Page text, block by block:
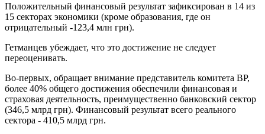
Положительный финансовый результат зафиксирован в 14 из
15 секторах экономики (кроме образования, где он
отрицательный -123,4 млн грн).
Гетманцев убеждает, что это достижение не следует
переоценивать.
Во-первых, обращает внимание представитель комитета ВР,
более 40% общего достижения обеспечили финансовая и
страховая деятельность, преимущественно банковский сектор
(346,5 млрд грн). Финансовый результат всего реального
сектора - 410,5 млрд грн.